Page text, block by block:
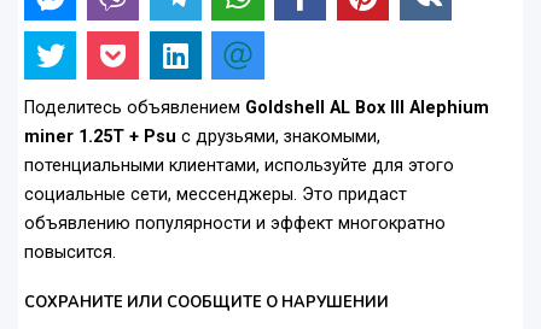
Поделитесь объявлением Goldshell AL Box III Alephium
miner 1.25T + Psu с друзьями, знакомыми,
потенциальными клиентами, используйте для этого
социальные сети, мессенджеры. Это придаст
объявлению популярности и эффект многократно
повысится.
СОХРАНИТЕ ИЛИ СООБЩИТЕ О НАРУШЕНИИ